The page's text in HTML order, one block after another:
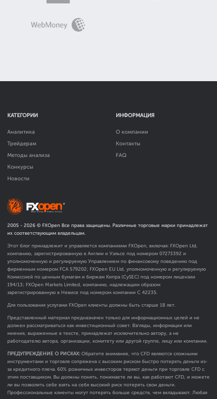
КАТЕГОРИИ
Аналитика
Трейдерам
Методы анализа
Конкурсы
Новости
ИНФОРМАЦИЯ
О компании
Контакты
FAQ
2005 - 2026 © FXOpen Все права защищены. Различные торговые марки принадлежат
их соответствующим владельцам.
Этот блог принадлежит и управляется компаниями FXOpen, включая: FXOpen Ltd,
компанию, зарегистрированную в Англии и Уэльсе под номером 07273392 и
уполномоченную и регулируемую Управлением по финансовому поведению под
фирменным номером FCA 579202; FXOpen EU Ltd, уполномоченную и регулируемую
Комиссией по ценным бумагам и биржам Кипра (CySEC) под номером лицензии
194/13; FXOpen Markets Limited, компанию, надлежащим образом
зарегистрированную в Невисе под номером компании C 42235.
Для пользования услугами FXOpen клиенты должны быть старше 18 лет.
Представленный материал предназначен только для информационных целей и не
должен рассматриваться как инвестиционный совет. Взгляды, информация или
мнения, выраженные в тексте, принадлежат исключительно автору, а не
работодателю автора, организации, комитету или другой группе, лицу или компании.
ПРЕДУПРЕЖДЕНИЕ О РИСКАХ: Обратите внимание, что CFD являются сложными
инструментами и торговля сопряжена с высоким риском быстро потерять деньги из-
за кредитного плеча. 60% розничных инвесторов теряют деньги при торговле CFD с
этим поставщиком. Вы должны понять, понимаете ли вы, как работают CFD, и можете
ли вы позволить себе взять на себя высокий риск потерять свои деньги.
Профессиональные клиенты могут потерять больше средств, чем вкладывают. Любая